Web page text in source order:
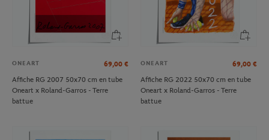
ONEART 69,00 €
Affiche RG 2007 50x70 cm en tube
Oneart x Roland-Garros - Terre
battue
ONEART 69,00 €
Affiche RG 2022 50x70 cm en tube
Oneart x Roland-Garros - Terre
battue